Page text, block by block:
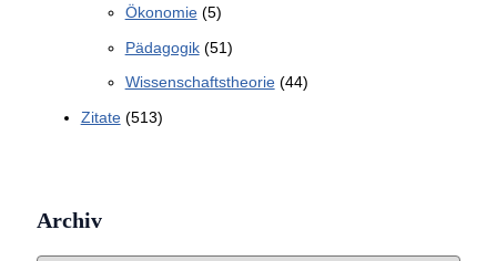
Ökonomie(5)
Pädagogik(51)
Wissenschaftstheorie(44)
Zitate(513)
Archiv